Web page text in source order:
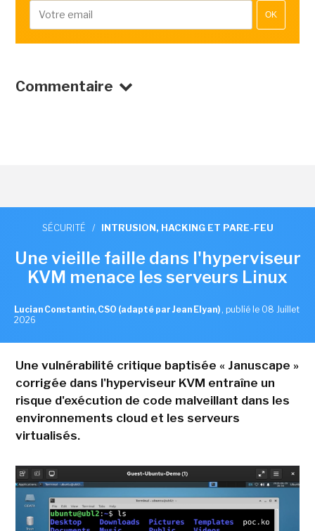
OK
Commentaire
SÉCURITÉ / INTRUSION, HACKING ET PARE-FEU
Une vieille faille dans l'hyperviseur
KVM menace les serveurs Linux
Lucian Constantin, CSO (adapté par Jean Elyan) , publié le 08 Juillet
2026
Une vulnérabilité critique baptisée « Januscape »
corrigée dans l'hyperviseur KVM entraîne un
risque d'exécution de code malveillant dans les
environnements cloud et les serveurs
virtualisés.